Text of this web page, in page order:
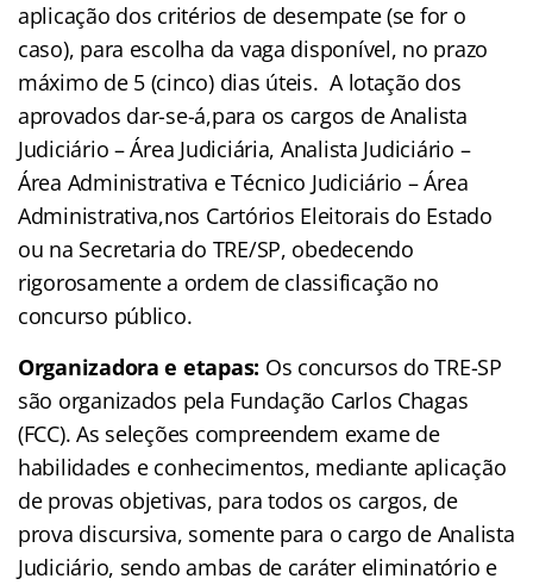
aplicação dos critérios de desempate (se for o
caso), para escolha da vaga disponível, no prazo
máximo de 5 (cinco) dias úteis. A lotação dos
aprovados dar-se-á,para os cargos de Analista
Judiciário – Área Judiciária, Analista Judiciário –
Área Administrativa e Técnico Judiciário – Área
Administrativa,nos Cartórios Eleitorais do Estado
ou na Secretaria do TRE/SP, obedecendo
rigorosamente a ordem de classificação no
concurso público.
Organizadora e etapas: Os concursos do TRE-SP
são organizados pela Fundação Carlos Chagas
(FCC). As seleções compreendem exame de
habilidades e conhecimentos, mediante aplicação
de provas objetivas, para todos os cargos, de
prova discursiva, somente para o cargo de Analista
Judiciário, sendo ambas de caráter eliminatório e